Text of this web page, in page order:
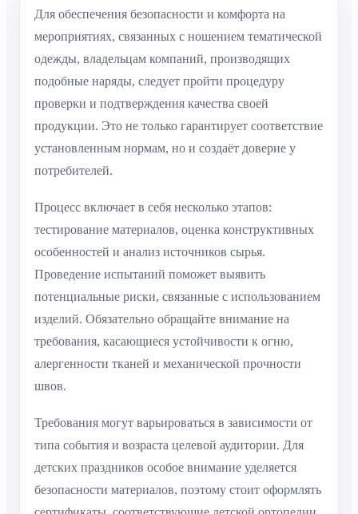
Для обеспечения безопасности и комфорта на
мероприятиях, связанных с ношением тематической
одежды, владельцам компаний, производящих
подобные наряды, следует пройти процедуру
проверки и подтверждения качества своей
продукции. Это не только гарантирует соответствие
установленным нормам, но и создаёт доверие у
потребителей.
Процесс включает в себя несколько этапов:
тестирование материалов, оценка конструктивных
особенностей и анализ источников сырья.
Проведение испытаний поможет выявить
потенциальные риски, связанные с использованием
изделий. Обязательно обращайте внимание на
требования, касающиеся устойчивости к огню,
алергенности тканей и механической прочности
швов.
Требования могут варьироваться в зависимости от
типа события и возраста целевой аудитории. Для
детских праздников особое внимание уделяется
безопасности материалов, поэтому стоит оформлять